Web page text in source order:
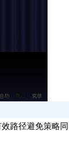
路径避免策略同